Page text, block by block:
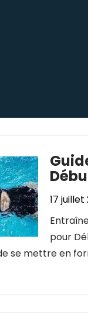
17 juillet
pour
se mettre en